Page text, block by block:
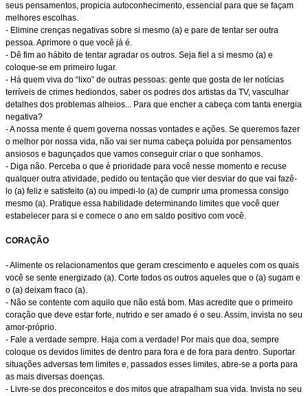
seus pensamentos, propicia autoconhecimento, essencial para que se façam
melhores escolhas.
- Elimine crenças negativas sobre si mesmo (a) e pare de tentar ser outra
pessoa. Aprimore o que você já é.
- Dê fim ao hábito de tentar agradar os outros. Seja fiel a si mesmo (a) e
coloque-se em primeiro lugar.
- Há quem viva do “lixo” de outras pessoas: gente que gosta de ler notícias
terríveis de crimes hediondos, saber os podres dos artistas da TV, vasculhar
detalhes dos problemas alheios... Para que encher a cabeça com tanta energia
negativa?
- A nossa mente é quem governa nossas vontades e ações. Se queremos fazer
o melhor por nossa vida, não vai ser numa cabeça poluída por pensamentos
ansiosos e bagunçados que vamos conseguir criar o que sonhamos.
- Diga não. Perceba o que é prioridade para você nesse momento e recuse
qualquer outra atividade, pedido ou tentação que vier desviar do que vai fazê-
lo (a) feliz e satisfeito (a) ou impedi-lo (a) de cumprir uma promessa consigo
mesmo (a). Pratique essa habilidade determinando limites que você quer
estabelecer para si e comece o ano em saldo positivo com você.
CORAÇÃO
- Alimente os relacionamentos que geram crescimento e aqueles com os quais
você se sente energizado (a). Corte todos os outros aqueles que o (a) sugam e
o (a) deixam fraco (a).
- Não se contente com aquilo que não está bom. Mas acredite que o primeiro
coração que deve estar forte, nutrido e ser amado é o seu. Assim, invista no seu
amor-próprio.
- Fale a verdade sempre. Haja com a verdade! Por mais que doa, sempre
coloque os devidos limites de dentro para fora e de fora para dentro. Suportar
situações adversas tem limites e, passados esses limites, abre-se a porta para
as mais diversas doenças.
- Livre-se dos preconceitos e dos mitos que atrapalham sua vida. Invista no seu